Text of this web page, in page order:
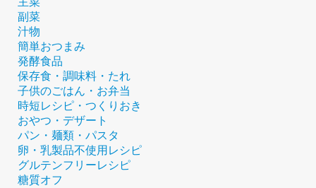
副菜
汁物
簡単おつまみ
発酵食品
保存食・調味料・たれ
子供のごはん・お弁当
時短レシピ・つくりおき
おやつ・デザート
パン・麺類・パスタ
卵・乳製品不使用レシピ
グルテンフリーレシピ
糖質オフ